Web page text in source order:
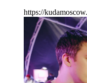
https://